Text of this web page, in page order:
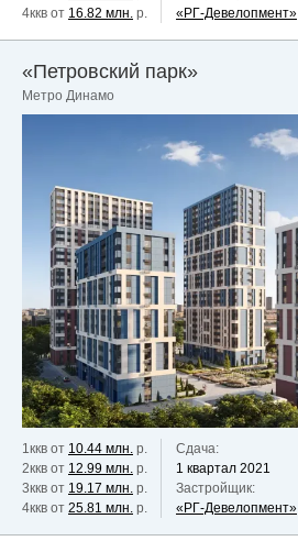
4ккв от 16.82 млн. р.
«РГ-Девелопмент»
«Петровский парк»
Метро Динамо
1ккв от 10.44 млн. р.
2ккв от 12.99 млн. р.
3ккв от 19.17 млн. р.
4ккв от 25.81 млн. р.
Сдача:
1 квартал 2021
Застройщик:
«РГ-Девелопмент»